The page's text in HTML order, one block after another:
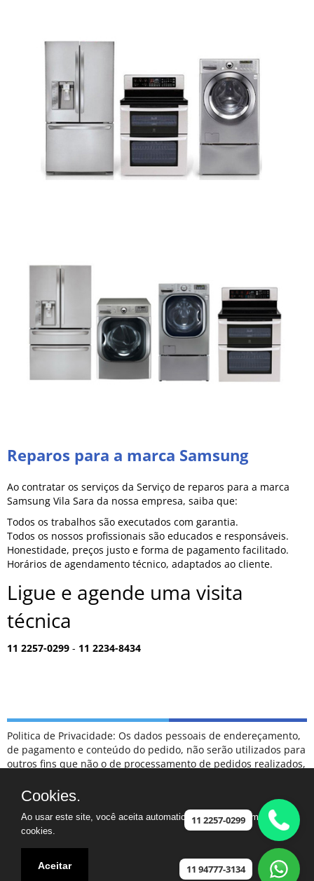
Reparos para a marca Samsung
Ao contratar os serviços da Serviço de reparos para a marca
Samsung Vila Sara da nossa empresa, saiba que:
Todos os trabalhos são executados com garantia.
Todos os nossos profissionais são educados e responsáveis.
Honestidade, preços justo e forma de pagamento facilitado.
Horários de agendamento técnico, adaptados ao cliente.
Ligue e agende uma visita
técnica
11 2257-0299 - 11 2234-8434
Politica de Privacidade: Os dados pessoais de endereçamento,
de pagamento e conteúdo do pedido, não serão utilizados para
outros fins que não o de processamento de pedidos realizados,
para terceiros em hipótese alguma.
ESCLARECIMENTOS: NÃO FAZEMOS PARTE DA RELAÇÃO DE
POSTOS DE ATENDIMENTO CREDENCIADOS COMO
AUTORIZADOS DA MARCA SAMSUNG.
CASO TENHA UM ELETRODOMÉSTICO FORA DA GARANTIA,
FICAREMOS FELIZES EM PODER AJUDAR
Assistência ©2024 - Especializada na marca Samsung - Vila
11 2257-0299
11 94777-3134
Cookies.
Ao usar este site, você aceita automaticamente que usamos
cookies.
Aceitar